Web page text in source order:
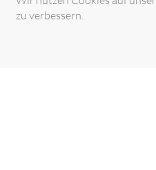
zu verbessern.